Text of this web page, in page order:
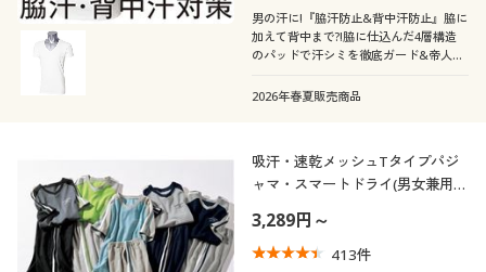
男の汗に!『脇汗防止&背中汗防止』脇に
加えて背中まで?!脇に仕込んだ4層構造
のパッドで汗シミを徹底ガード&帝人デ
にくい特殊素材で背中汗をしっかりガー
2026年春夏販売商品
吸汗・速乾メッシュTタイプパジ
ャマ・スマートドライ(男女兼用)
3,289円～
413件